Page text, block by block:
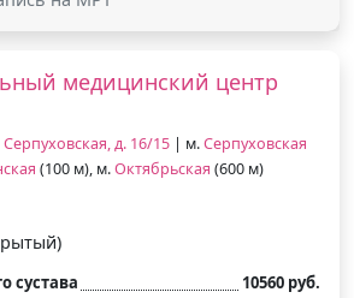
медицинский центр
д. 16/15 | м.Серпуховская
(100 м), м.Октябрьская (600 м)
сустава 10560 руб.